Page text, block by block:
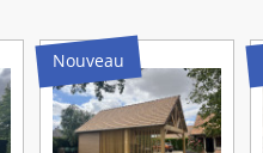
Nouveau